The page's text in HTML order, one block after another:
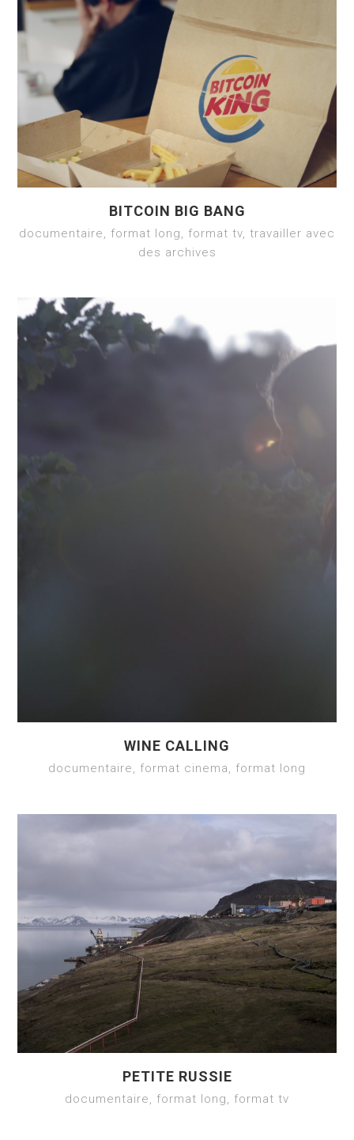
BITCOIN BIG BANG
documentaire, format long, format tv, travailler avec
des archives
WINE CALLING
documentaire, format cinema, format long
PETITE RUSSIE
documentaire, format long, format tv